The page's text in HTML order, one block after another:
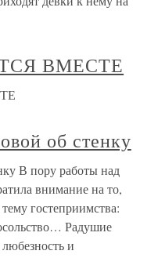
ВМЕСТЕ
об стенку
В пору работы над
внимание на то,
гостеприимства:
Радушие
и